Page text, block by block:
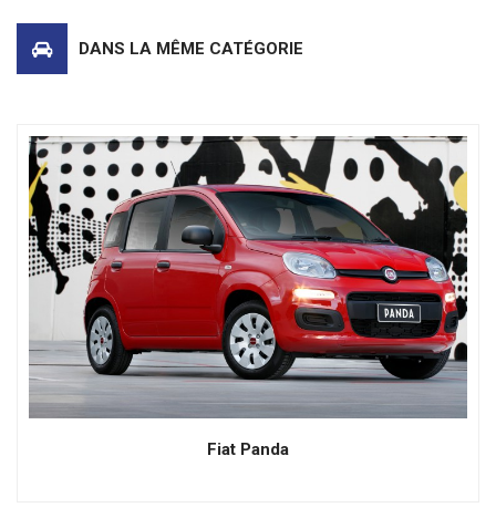
DANS LA MÊME CATÉGORIE
Fiat Panda